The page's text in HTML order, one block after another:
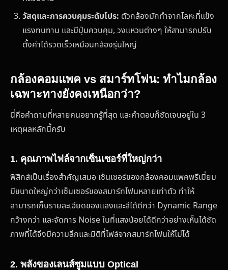
วัสดุและการควบคุมระดับโปร: ตัวกล้องมักทำจากโลหะที่แข็ง
แรงทนทาน และมีปุ่มควบคุม, วงแหวนต่างๆ ให้สามารถปรับ
ตั้งค่าได้รวดเร็วเหมือนกล้องรุ่นใหญ่
กล้องคอมแพค vs สมาร์ทโฟน: ทำไมกล้อง
เฉพาะทางยังคงเหนือกว่า?
นี่คือคำถามที่หลายคนอยากรู้ที่สุด และคำตอบก็ชัดเจนอยู่ใน 3
เหตุผลหลักนี้ครับ
1. คุณภาพไฟล์จากเซ็นเซอร์ที่ใหญ่กว่า
ฟิสิกส์เป็นเรื่องสำคัญเสมอ เซ็นเซอร์ของกล้องคอมแพคพรีเมี่ยม
มีขนาดใหญ่กว่าเซ็นเซอร์ของสมาร์ทโฟนหลายเท่าตัว ทำให้
สามารถเก็บรายละเอียดของแสงและสีได้ดีกว่า Dynamic Range
กว้างกว่า และจัดการ Noise ในที่แสงน้อยได้ดีกว่าอย่างเห็นได้ชัด
ภาพที่ได้จึงมีความลึกและมิติที่ไฟล์จากสมาร์ทโฟนให้ไม่ได้
2. พลังของเลนส์ซูมแบบ Optical